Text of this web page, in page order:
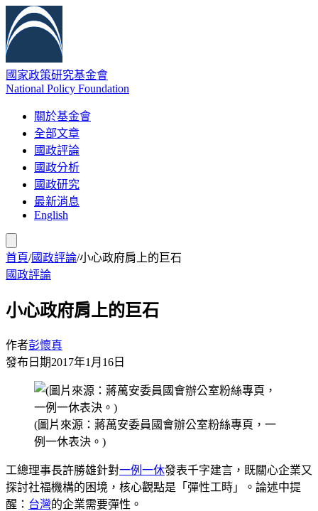
國家政策研究基金會
National Policy Foundation
關於基金會
全部文章
國政評論
國政分析
國政研究
最新消息
English
首頁/國政評論/小心政府肩上的巨石
國政評論
小心政府肩上的巨石
作者彭懷真
發布日期2017年1月16日
(圖片來源：蔣萬安委員國會辦公室粉絲專頁，一
例一休表決。)
工總理事長許勝雄針對一例一休發表千字建言，既關心企業又
探討社福機構的困境，核心觀點是「彈性工時」。論述中提
醒： 台灣的企業需要彈性。